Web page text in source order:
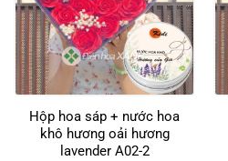
Hộp hoa sáp + nước hoa
khô hương oải hương
lavender A02-2